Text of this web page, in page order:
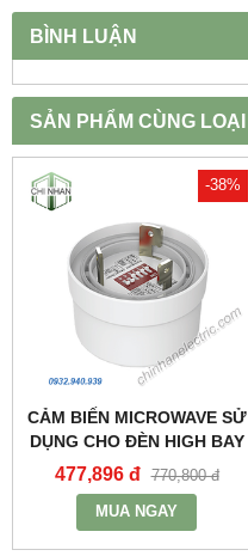
BÌNH LUẬN
SẢN PHẨM CÙNG LOẠI
-38%
CẢM BIẾN MICROWAVE SỬ
DỤNG CHO ĐÈN HIGH BAY
NHÀ XƯỞNG HBE2_MPE
477,896 đ 770,800 đ
MUA NGAY